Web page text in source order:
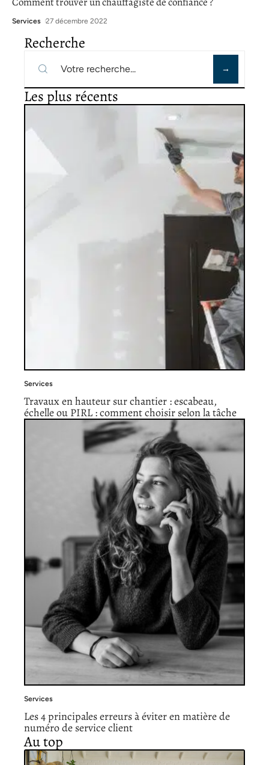
Services 27 décembre 2022
Recherche
Les plus récents
Services
Travaux en hauteur sur chantier : escabeau,
échelle ou PIRL : comment choisir selon la tâche
Services
Les 4 principales erreurs à éviter en matière de
numéro de service client
Au top